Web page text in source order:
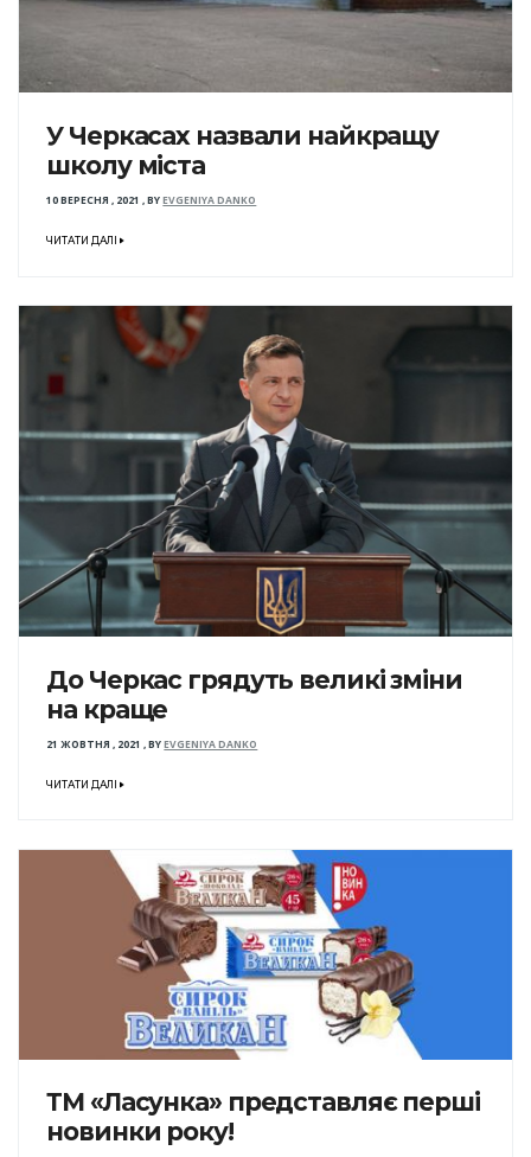
У Черкасах назвали найкращу
школу міста
10 ВЕРЕСНЯ , 2021 ,BYEVGENIYA DANKO
ЧИТАТИ ДАЛІ
До Черкас грядуть великі зміни
на краще
21 ЖОВТНЯ , 2021 ,BYEVGENIYA DANKO
ЧИТАТИ ДАЛІ
ТМ «Ласунка» представляє перші
новинки року!